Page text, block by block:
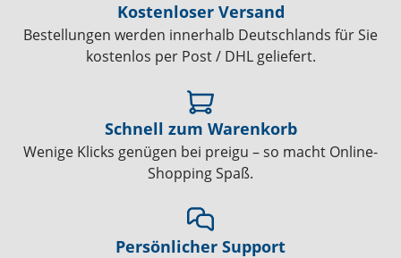
Kostenloser Versand
Bestellungen werden innerhalb Deutschlands für Sie
kostenlos per Post / DHL geliefert.
Schnell zum Warenkorb
Wenige Klicks genügen bei preigu – so macht Online-
Shopping Spaß.
Persönlicher Support